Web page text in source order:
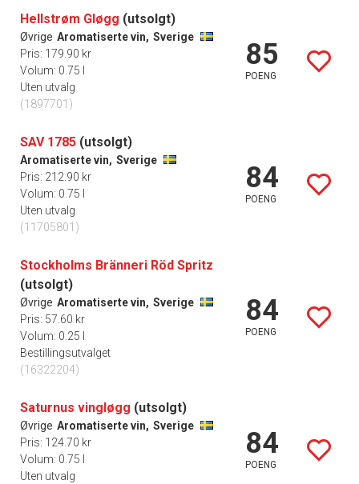
Hellstrøm Gløgg (utsolgt)
Øvrige Aromatiserte vin, Sverige
Pris: 179.90 kr
Volum: 0.75 l
Uten utvalg
(1897701)
85
POENG
SAV 1785 (utsolgt)
Aromatiserte vin, Sverige
Pris: 212.90 kr
Volum: 0.75 l
Uten utvalg
(11705801)
84
POENG
Stockholms Bränneri Röd Spritz
(utsolgt)
Øvrige Aromatiserte vin, Sverige
Pris: 57.60 kr
Volum: 0.25 l
Bestillingsutvalget
(16322204)
84
POENG
Saturnus vingløgg (utsolgt)
Øvrige Aromatiserte vin, Sverige
Pris: 124.70 kr
Volum: 0.75 l
Uten utvalg
84
POENG